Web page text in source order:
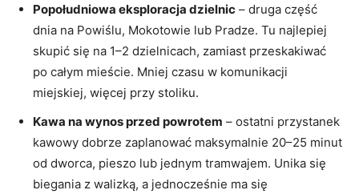
Popołudniowa eksploracja dzielnic – druga część
dnia na Powiślu, Mokotowie lub Pradze. Tu najlepiej
skupić się na 1–2 dzielnicach, zamiast przeskakiwać
po całym mieście. Mniej czasu w komunikacji
miejskiej, więcej przy stoliku.
Kawa na wynos przed powrotem – ostatni przystanek
kawowy dobrze zaplanować maksymalnie 20–25 minut
od dworca, pieszo lub jednym tramwajem. Unika się
biegania z walizką, a jednocześnie ma się